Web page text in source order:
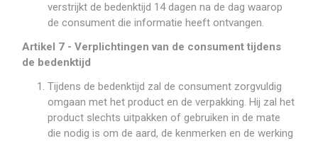
verstrijkt de bedenktijd 14 dagen na de dag waarop
de consument die informatie heeft ontvangen.
Artikel 7 - Verplichtingen van de consument tijdens
de bedenktijd
Tijdens de bedenktijd zal de consument zorgvuldig
omgaan met het product en de verpakking. Hij zal het
product slechts uitpakken of gebruiken in de mate
die nodig is om de aard, de kenmerken en de werking